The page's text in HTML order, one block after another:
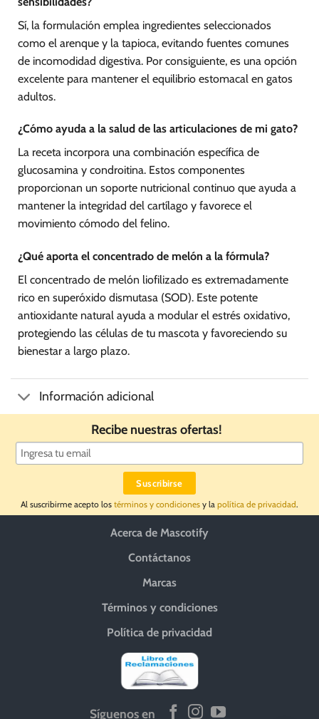
Sí, la formulación emplea ingredientes seleccionados
como el arenque y la tapioca, evitando fuentes comunes
de incomodidad digestiva. Por consiguiente, es una opción
excelente para mantener el equilibrio estomacal en gatos
adultos.
¿Cómo ayuda a la salud de las articulaciones de mi gato?
La receta incorpora una combinación específica de
glucosamina y condroitina. Estos componentes
proporcionan un soporte nutricional continuo que ayuda a
mantener la integridad del cartílago y favorece el
movimiento cómodo del felino.
¿Qué aporta el concentrado de melón a la fórmula?
El concentrado de melón liofilizado es extremadamente
rico en superóxido dismutasa (SOD). Este potente
antioxidante natural ayuda a modular el estrés oxidativo,
protegiendo las células de tu mascota y favoreciendo su
bienestar a largo plazo.
Información adicional
Recibe nuestras ofertas!
Al suscribirme acepto los términos y condiciones y la política de privacidad.
Acerca de Mascotify
Contáctanos
Marcas
Términos y condiciones
Política de privacidad
Síguenos en